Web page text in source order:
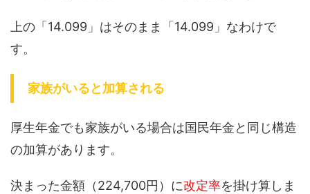
上の「14.099」はそのまま「14.099」なわけで
す。
家族がいると加算される
厚生年金でも家族がいる場合は国民年金と同じ構造
の加算があります。
決まった金額（224,700円）に改定率を掛け算しま